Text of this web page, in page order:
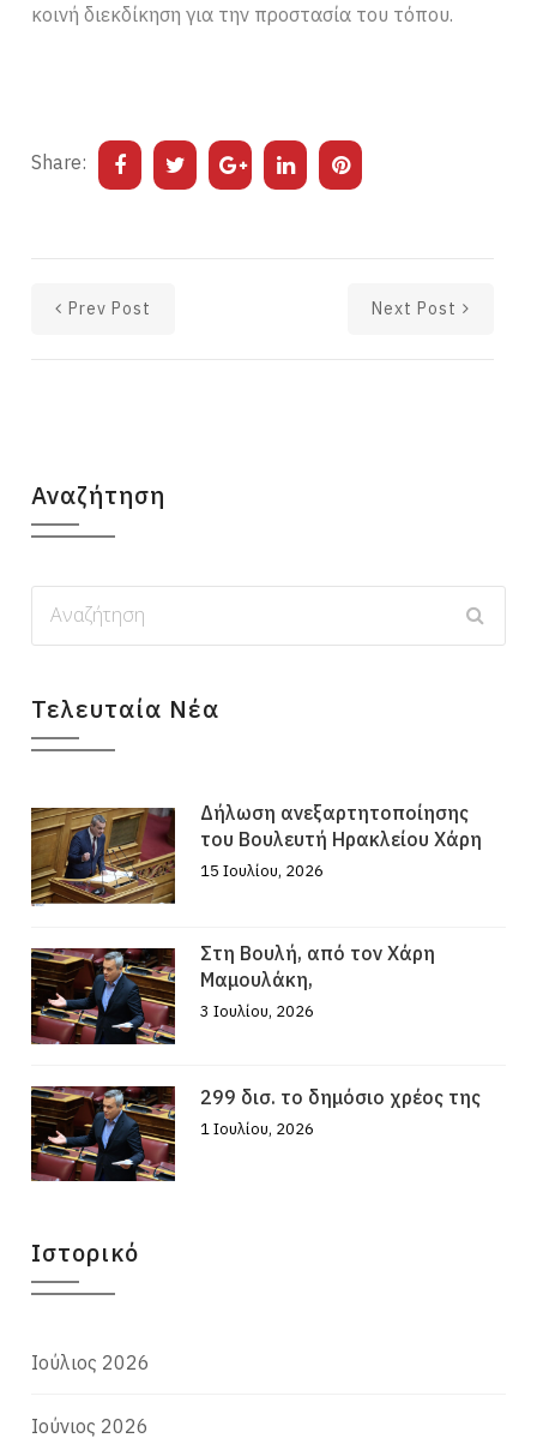
κοινή διεκδίκηση για την προστασία του τόπου.
Share:
Prev Post Next Post
Αναζήτηση
Τελευταία Νέα
Δήλωση ανεξαρτητοποίησης
του Βουλευτή Ηρακλείου Χάρη
15 Ιουλίου, 2026
Στη Βουλή, από τον Χάρη
Μαμουλάκη,
3 Ιουλίου, 2026
299 δισ. το δημόσιο χρέος της
1 Ιουλίου, 2026
Ιστορικό
Ιούλιος 2026
Ιούνιος 2026